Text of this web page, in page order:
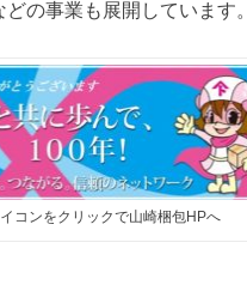
の事業も展開しています。
コンをクリックで山崎梱包HPへ